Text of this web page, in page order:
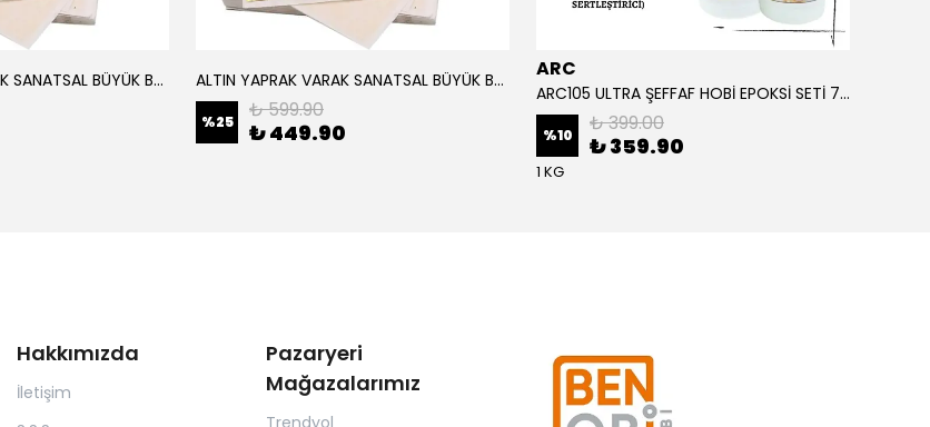
ALTIN YAPRAK VARAK SANATSAL BÜYÜK BOY FOLYO EPOKSİ REÇİNE NAİL ART 8 ADET ALTIN RENK 14X14 CM ALTIN YAPRAK VARAK SANATSAL BÜYÜK BOY FOLYO EPOKSİ REÇİNE NAİL ART 90 ADET 14X14 CM ALTIN RENK
%25 ₺ 599.90
₺ 449.90
ARC
ARC105 ULTRA ŞEFFAF HOBİ EPOKSİ SETİ 750 GRAM
%10 ₺ 399.00
₺ 359.90
1 KG
Hakkımızda
İletişim
Pazaryeri
Mağazalarımız
Trendyol